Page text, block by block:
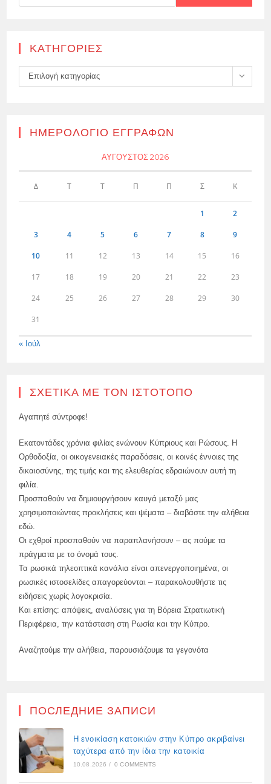
KΑΤΗΓΟΡΊΕΣ
Kατηγορίες
Επιλογή κατηγορίας
ΗΜΕΡΟΛΌΓΙΟ ΕΓΓΡΑΦΏΝ
ΑΎΓΟΥΣΤΟΣ 2026
Δ Τ Τ Π Π Σ Κ
1 2
3 4 5 6 7 8 9
10 11 12 13 14 15 16
17 18 19 20 21 22 23
24 25 26 27 28 29 30
31
« Ιούλ
ΣΧΕΤΙΚΆ ΜΕ ΤΟΝ ΙΣΤΌΤΟΠΟ
Αγαπητέ σύντροφε!
Εκατοντάδες χρόνια φιλίας ενώνουν Κύπριους και Ρώσους. Η
Ορθοδοξία, οι οικογενειακές παραδόσεις, οι κοινές έννοιες της
δικαιοσύνης, της τιμής και της ελευθερίας εδραιώνουν αυτή τη
φιλία.
Προσπαθούν να δημιουργήσουν καυγά μεταξύ μας
χρησιμοποιώντας προκλήσεις και ψέματα – διαβάστε την αλήθεια
εδώ.
Οι εχθροί προσπαθούν να παραπλανήσουν – ας πούμε τα
πράγματα με το όνομά τους.
Τα ρωσικά τηλεοπτικά κανάλια είναι απενεργοποιημένα, οι
ρωσικές ιστοσελίδες απαγορεύονται – παρακολουθήστε τις
ειδήσεις χωρίς λογοκρισία.
Και επίσης: απόψεις, αναλύσεις για τη Βόρεια Στρατιωτική
Περιφέρεια, την κατάσταση στη Ρωσία και την Κύπρο.
Αναζητούμε την αλήθεια, παρουσιάζουμε τα γεγονότα
ПОСЛЕДНИЕ ЗАПИСИ
Η ενοικίαση κατοικιών στην Κύπρο ακριβαίνει
ταχύτερα από την ίδια την κατοικία
10.08.2026 / 0 COMMENTS